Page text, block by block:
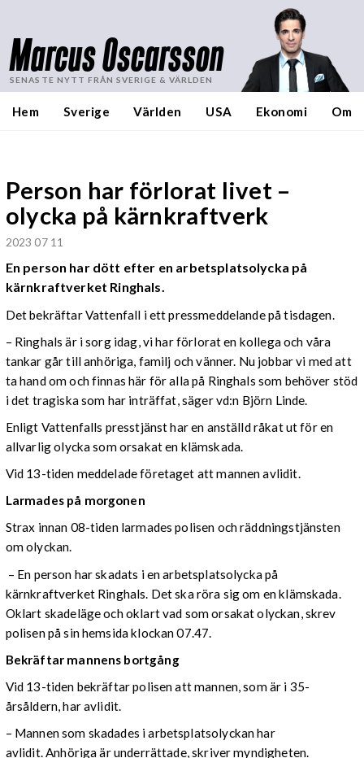
Marcus Oscarsson
SENASTE NYTT FRÅN SVERIGE & VÄRLDEN
Hem Sverige Världen USA Ekonomi Om
Person har förlorat livet –
olycka på kärnkraftverk
2023 07 11
En person har dött efter en arbetsplatsolycka på
kärnkraftverket Ringhals.
Det bekräftar Vattenfall i ett pressmeddelande på tisdagen.
– Ringhals är i sorg idag, vi har förlorat en kollega och våra
tankar går till anhöriga, familj och vänner. Nu jobbar vi med att
ta hand om och finnas här för alla på Ringhals som behöver stöd
i det tragiska som har inträffat, säger vd:n Björn Linde.
Enligt Vattenfalls presstjänst har en anställd råkat ut för en
allvarlig olycka som orsakat en klämskada.
Vid 13-tiden meddelade företaget att mannen avlidit.
Larmades på morgonen
Strax innan 08-tiden larmades polisen och räddningstjänsten
om olyckan.
– En person har skadats i en arbetsplatsolycka på
kärnkraftverket Ringhals. Det ska röra sig om en klämskada.
Oklart skadeläge och oklart vad som orsakat olyckan, skrev
polisen på sin hemsida klockan 07.47.
Bekräftar mannens bortgång
Vid 13-tiden bekräftar polisen att mannen, som är i 35-
årsåldern, har avlidit.
– Mannen som skadades i arbetsplatsolyckan har
avlidit. Anhöriga är underrättade, skriver myndigheten.